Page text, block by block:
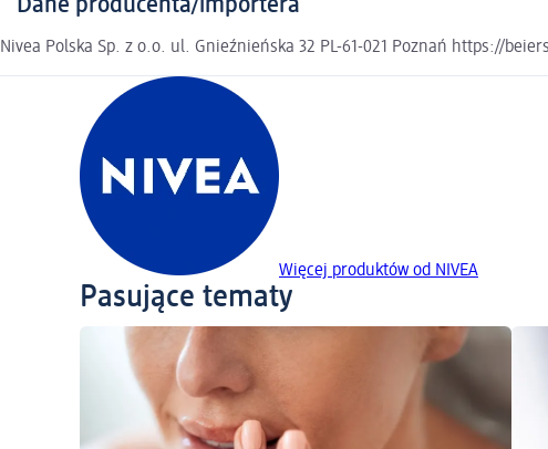
Dane producenta/importera
Nivea Polska Sp. z o.o. ul. Gnieźnieńska 32 PL-61-021 Poznań https://
Więcej produktów od NIVEA
Pasujące tematy